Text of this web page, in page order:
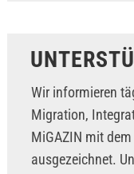
Wir informieren
Migration,
MiGAZIN mit dem
ausgezeichnet.